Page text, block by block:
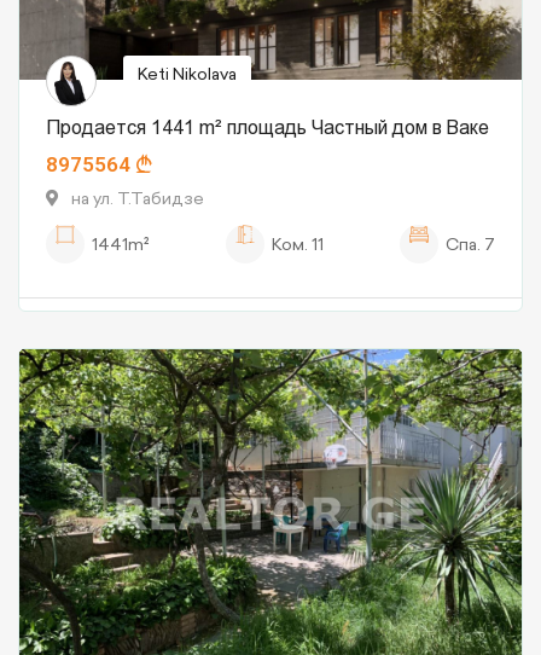
Keti Nikolava
Продается 1441 m² площадь Частный дом в Ваке
8975564
на ул. Т.Табидзе
1441m²
Ком. 11 Спа. 7